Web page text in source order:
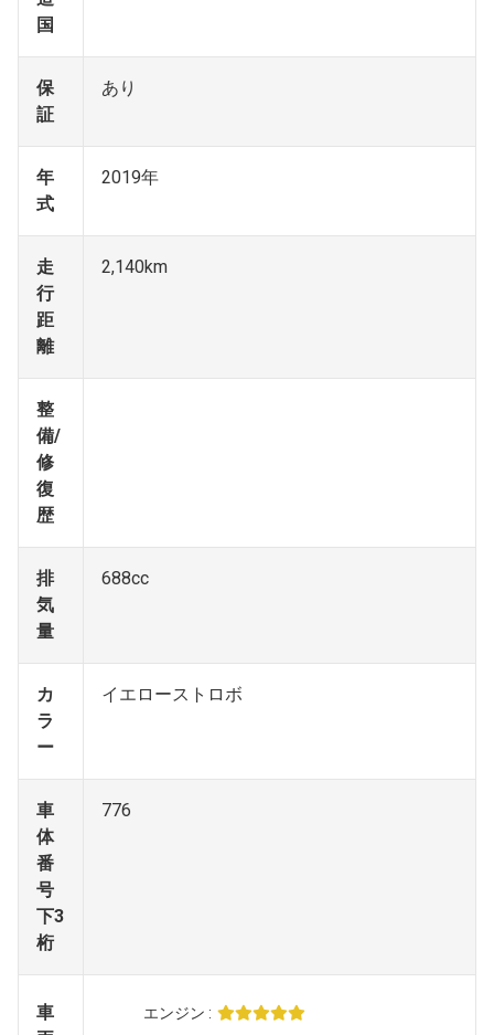
国
保
証
あり
年
式
2019年
走
行
距
離
2,140km
整
備/
修
復
歴
排
気
量
688cc
カ
ラ
ー
イエローストロボ
車
体
番
号
下3
桁
776
車
エンジン